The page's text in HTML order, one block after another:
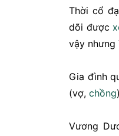
Thời cổ
dõi được
vậy nhưng
Gia đình
(vợ, chồng
Vương